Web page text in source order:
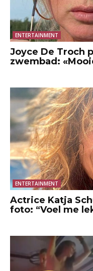
ENTERTAINMENT
Joyce De Troch
zwembad:
ENTERTAINMENT
Actrice Katja
foto: “Voel me